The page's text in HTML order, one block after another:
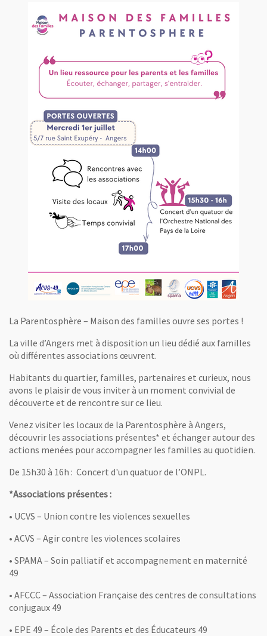
La Parentosphère – Maison des familles ouvre ses portes !
La ville d’Angers met à disposition un lieu dédié aux familles
où différentes associations œuvrent.
Habitants du quartier, familles, partenaires et curieux, nous
avons le plaisir de vous inviter à un moment convivial de
découverte et de rencontre sur ce lieu.
Venez visiter les locaux de la Parentosphère à Angers,
découvrir les associations présentes* et échanger autour des
actions menées pour accompagner les familles au quotidien.
De 15h30 à 16h : Concert d'un quatuor de l’ONPL.
*Associations présentes :
• UCVS – Union contre les violences sexuelles
• ACVS – Agir contre les violences scolaires
• SPAMA – Soin palliatif et accompagnement en maternité
49
• AFCCC – Association Française des centres de consultations
conjugaux 49
• EPE 49 – École des Parents et des Éducateurs 49